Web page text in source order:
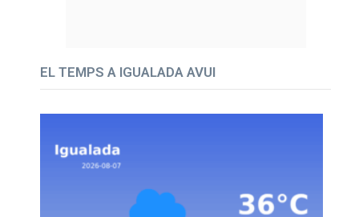
EL TEMPS A IGUALADA AVUI